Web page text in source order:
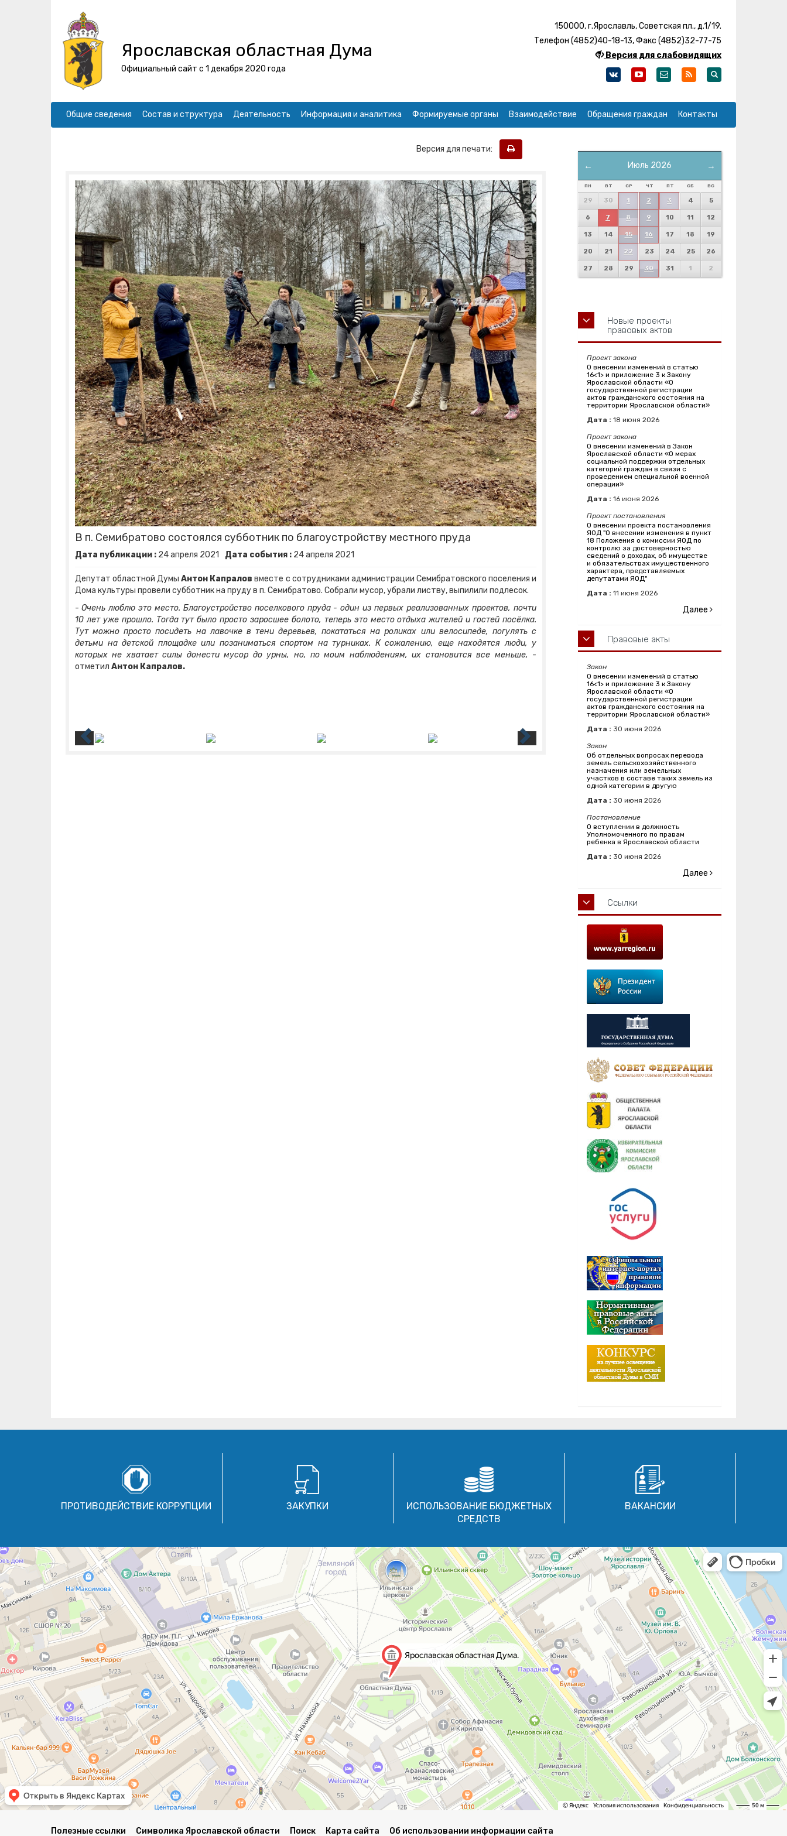
Ярославская областная Дума
Официальный сайт с 1 декабря 2020 года
150000, г.Ярославль, Советская пл., д.1/19.
Телефон (4852)40-18-13, Факс (4852)32-77-75
Версия для слабовидящих
Общие сведения Состав и структура Деятельность Информация и аналитика Формируемые органы Взаимодействие Обращения граждан Контакты
Версия для печати:
В п. Семибратово состоялся субботник по благоустройству местного пруда
Дата публикации : 24апреля 2021 Дата события : 24апреля 2021
Депутат областной ДумыАнтон Капралов вместе с сотрудниками администрации Семибратовского поселения и
Дома культуры провели субботник на пруду в п. Семибратово. Собрали мусор, убрали листву, выпилили подлесок.
- Очень люблю это место. Благоустройство поселкового пруда - один из первых реализованных проектов, почти
10 лет уже прошло. Тогда тут было просто заросшее болото, теперь это место отдыха жителей и гостей посёлка.
Тут можно просто посидеть на лавочке в тени деревьев, покататься на роликах или велосипеде, погулять с
детьми на детской площадке или позаниматься спортом на турниках. К сожалению, еще находятся люди, у
которых не хватает силы донести мусор до урны, но, по моим наблюдениям, их становится все меньше, -
отметил Антон Капралов.
← →
Июль 2026
ПН ВТ СР ЧТ ПТ СБ ВС
29 30 1 2 3 4 5
6 7 8 9 10 11 12
13 14 15 16 17 18 19
20 21 22 23 24 25 26
27 28 29 30 31 1 2
Новые проекты
правовых актов
Проект закона
О внесении изменений в статью
16<1> и приложение 3 к Закону
Ярославской области «О
государственной регистрации
актов гражданского состояния на
территории Ярославской области»
Дата : 18 июня 2026
Проект закона
О внесении изменений в Закон
Ярославской области «О мерах
социальной поддержки отдельных
категорий граждан в связи с
проведением специальной военной
операции»
Дата : 16 июня 2026
Проект постановления
О внесении проекта постановления
ЯОД "О внесении изменения в пункт
18 Положения о комиссии ЯОД по
контролю за достоверностью
сведений о доходах, об имуществе
и обязательствах имущественного
характера, представляемых
депутатами ЯОД"
Дата : 11 июня 2026
Далее
Правовые акты
Закон
О внесении изменений в статью
16<1> и приложение 3 к Закону
Ярославской области «О
государственной регистрации
актов гражданского состояния на
территории Ярославской области»
Дата : 30 июня 2026
Закон
Об отдельных вопросах перевода
земель сельскохозяйственного
назначения или земельных
участков в составе таких земель из
одной категории в другую
Дата : 30 июня 2026
Постановление
О вступлении в должность
Уполномоченного по правам
ребенка в Ярославской области
Дата : 30 июня 2026
Далее
Ссылки
ПРОТИВОДЕЙСТВИЕ КОРРУПЦИИ ЗАКУПКИ
ИСПОЛЬЗОВАНИЕ БЮДЖЕТНЫХ
СРЕДСТВ
ВАКАНСИИ
Полезные ссылки Символика Ярославской области Поиск Карта сайта Об использовании информации сайта